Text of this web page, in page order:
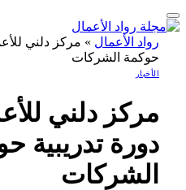
رواد الأعمال» مركز دلني
حوكمة الشركات
الأخبار
مركز دلني
دورة تدريبية
الشركات